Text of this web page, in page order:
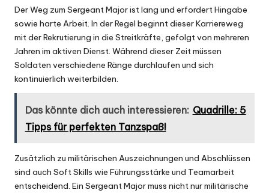
Der Weg zum Sergeant Major ist lang und erfordert Hingabe
sowie harte Arbeit. In der Regel beginnt dieser Karriereweg
mit der Rekrutierung in die Streitkräfte, gefolgt von mehreren
Jahren im aktiven Dienst. Während dieser Zeit müssen
Soldaten verschiedene Ränge durchlaufen und sich
kontinuierlich weiterbilden.
Das könnte dich auch interessieren: Quadrille: 5
Tipps für perfekten Tanzspaß!
Zusätzlich zu militärischen Auszeichnungen und Abschlüssen
sind auch Soft Skills wie Führungsstärke und Teamarbeit
entscheidend. Ein Sergeant Major muss nicht nur militärische